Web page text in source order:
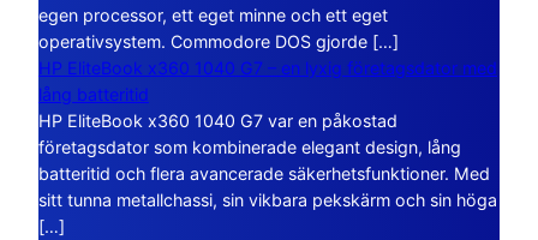
egen processor, ett eget minne och ett eget
operativsystem. Commodore DOS gjorde […]
HP EliteBook x360 1040 G7 – en lyxig företagsdator med
lång batteritid
HP EliteBook x360 1040 G7 var en påkostad
företagsdator som kombinerade elegant design, lång
batteritid och flera avancerade säkerhetsfunktioner. Med
sitt tunna metallchassi, sin vikbara pekskärm och sin höga
[…]